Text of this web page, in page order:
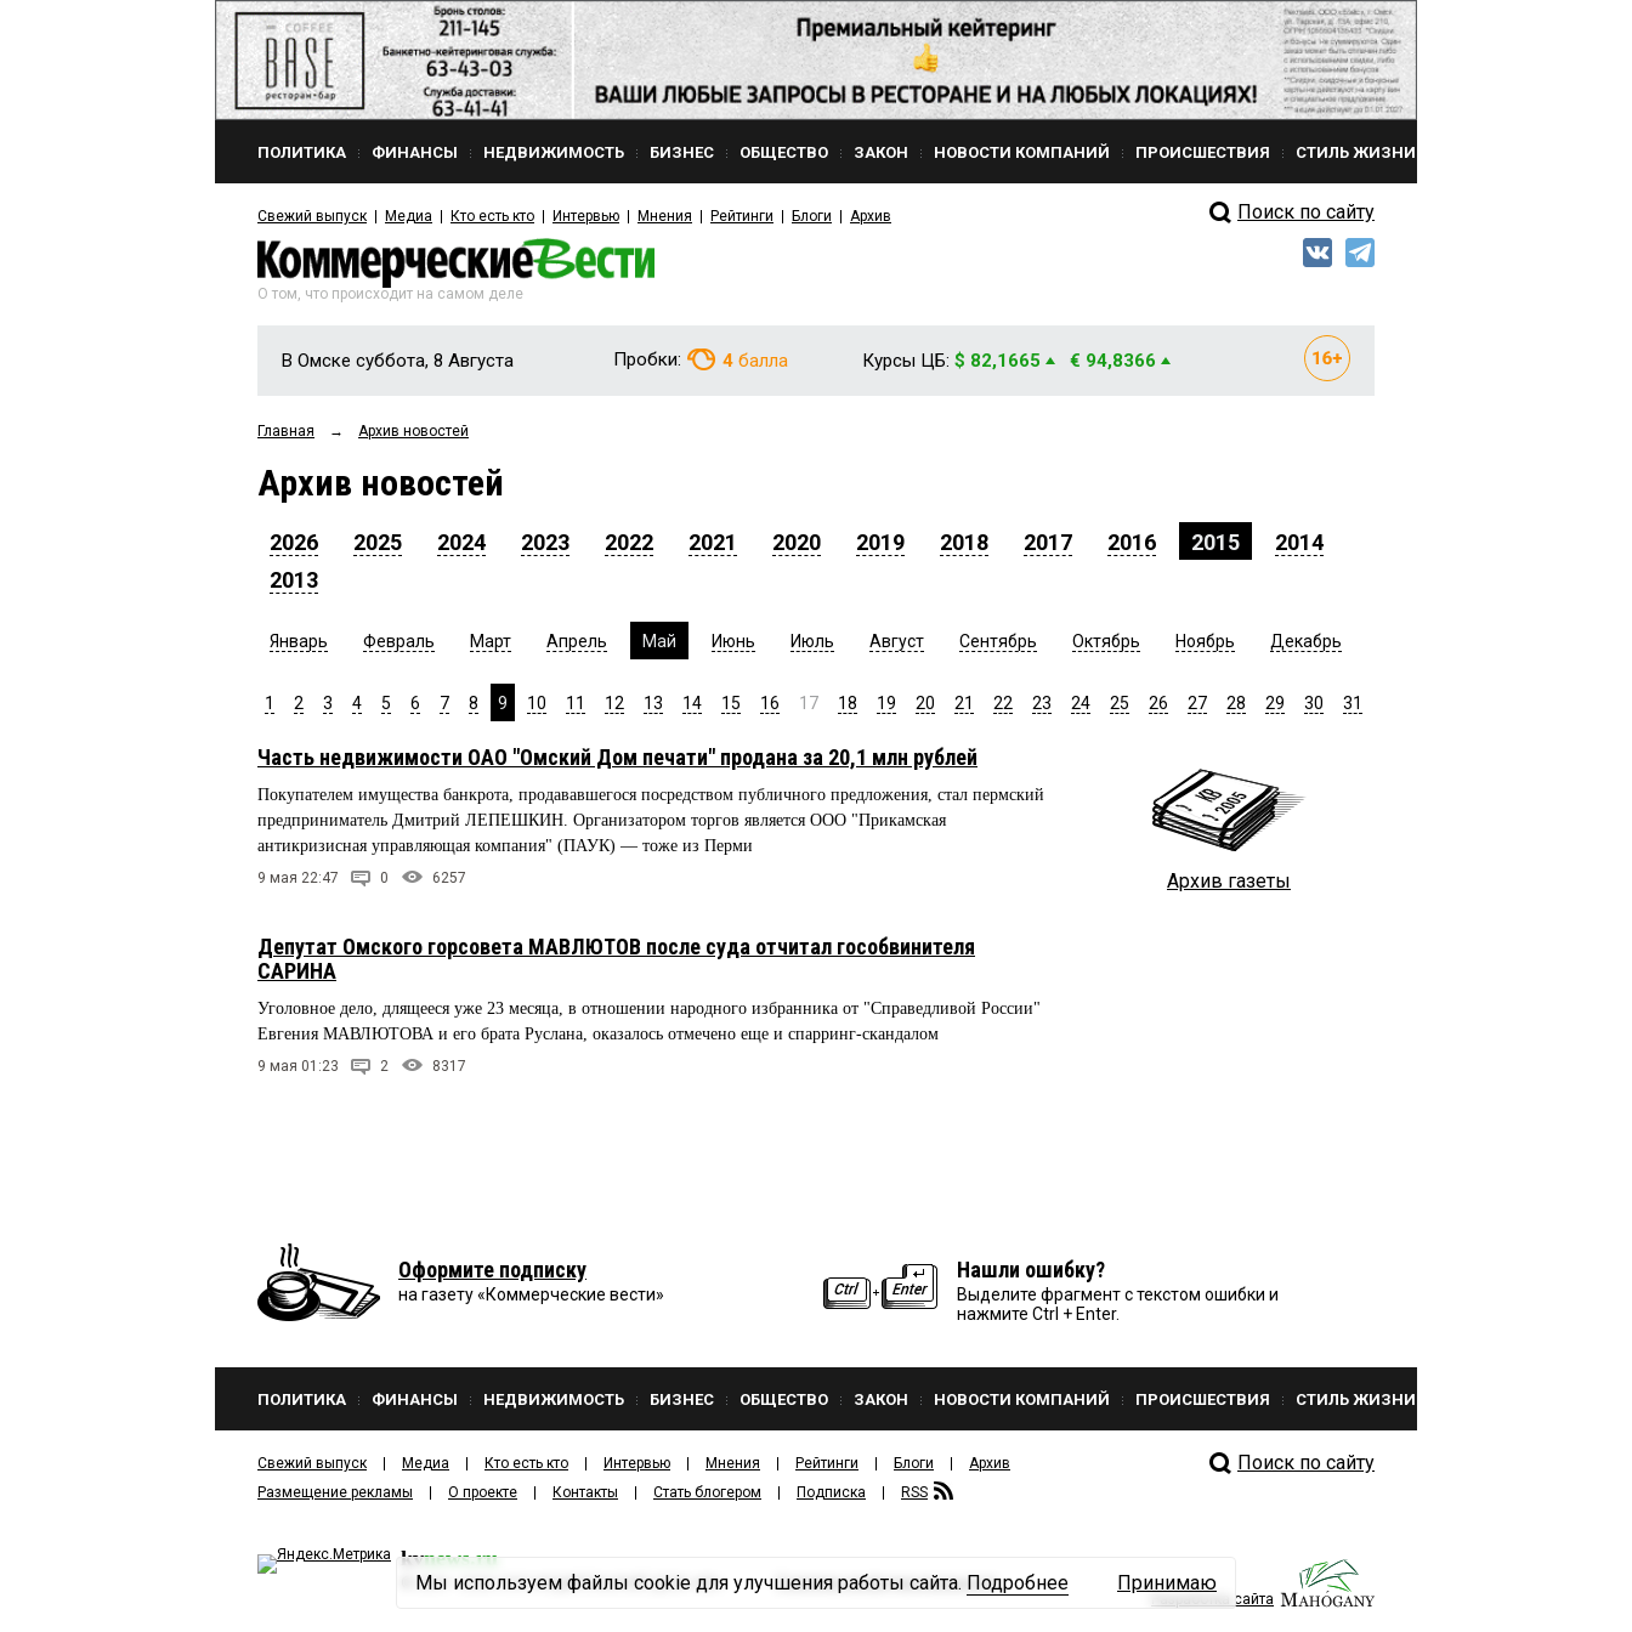
ПОЛИТИКА ФИНАНСЫ НЕДВИЖИМОСТЬ БИЗНЕС ОБЩЕСТВО ЗАКОН НОВОСТИ КОМПАНИЙ ПРОИСШЕСТВИЯ СТИЛЬ ЖИЗНИ
Свежий выпуск Медиа Кто есть кто Интервью Мнения Рейтинги Блоги Архив Поиск по сайту
О том, что происходит на самом деле
В Омске суббота, 8 Августа Пробки: 4 балла Курсы ЦБ: $ 82,1665 € 94,8366
Главная → Архив новостей
Архив новостей
2026 2025 2024 2023 2022 2021 2020 2019 2018 2017 2016 2015
2014
2013
Январь Февраль Март Апрель Май Июнь Июль Август Сентябрь Октябрь Ноябрь Декабрь
1 2 3 4 5 6 7 8 9 10 11 12 13 14 15 16 17 18 19 20 21 22 23 24 25 26 27 28 29 30 31
Часть недвижимости ОАО "Омский Дом печати" продана за 20,1 млн рублей
Покупателем имущества банкрота, продававшегося посредством публичного предложения, стал пермский
предприниматель Дмитрий ЛЕПЕШКИН. Организатором торгов является ООО "Прикамская
антикризисная управляющая компания" (ПАУК) — тоже из Перми
9 мая 22:47 0 6257
Депутат Омского горсовета МАВЛЮТОВ после суда отчитал гособвинителя
САРИНА
Уголовное дело, длящееся уже 23 месяца, в отношении народного избранника от "Справедливой России"
Евгения МАВЛЮТОВА и его брата Руслана, оказалось отмечено еще и спарринг-скандалом
9 мая 01:23 2 8317
Архив газеты
Оформите подписку
на газету «Коммерческие вести»
Нашли ошибку?
Выделите фрагмент с текстом ошибки и
нажмите Ctrl + Enter.
ПОЛИТИКА ФИНАНСЫ НЕДВИЖИМОСТЬ БИЗНЕС ОБЩЕСТВО ЗАКОН НОВОСТИ КОМПАНИЙ ПРОИСШЕСТВИЯ СТИЛЬ ЖИЗНИ
Свежий выпуск Медиа Кто есть кто Интервью Мнения Рейтинги Блоги
Архив
Размещение рекламы
О проекте Контакты Стать блогером Подписка RSS
Поиск по сайту
kvnews.ru
2001—2026ООО ИЗДАТЕЛЬСКИЙ ДОМ «КВ».
Политика конфиденциальности
Разработка сайта
Мы используем файлы cookie для улучшения работы сайта. Подробнее Принимаю